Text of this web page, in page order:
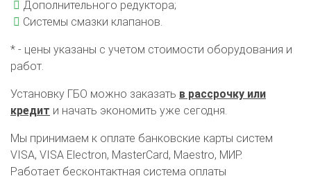
Дополнительного редуктора;
Системы смазки клапанов.
* - цены указаны с учетом стоимости оборудования и
работ.
Установку ГБО можно заказать в рассрочку или
кредит и начать экономить уже сегодня.
Мы принимаем к оплате банковские карты систем
VISA, VISA Electron, MasterCard, Maestro, МИР.
Работает бесконтактная система оплаты